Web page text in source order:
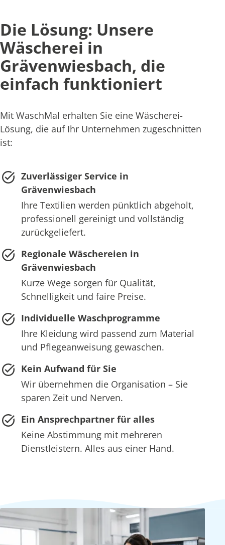
Die Lösung: Unsere
Wäscherei in
Grävenwiesbach, die
einfach funktioniert
Mit WaschMal erhalten Sie eine Wäscherei-
Lösung, die auf Ihr Unternehmen zugeschnitten
ist:
Zuverlässiger Service in
Grävenwiesbach
Ihre Textilien werden pünktlich abgeholt,
professionell gereinigt und vollständig
zurückgeliefert.
Regionale Wäschereien in
Grävenwiesbach
Kurze Wege sorgen für Qualität,
Schnelligkeit und faire Preise.
Individuelle Waschprogramme
Ihre Kleidung wird passend zum Material
und Pflegeanweisung gewaschen.
Kein Aufwand für Sie
Wir übernehmen die Organisation – Sie
sparen Zeit und Nerven.
Ein Ansprechpartner für alles
Keine Abstimmung mit mehreren
Dienstleistern. Alles aus einer Hand.